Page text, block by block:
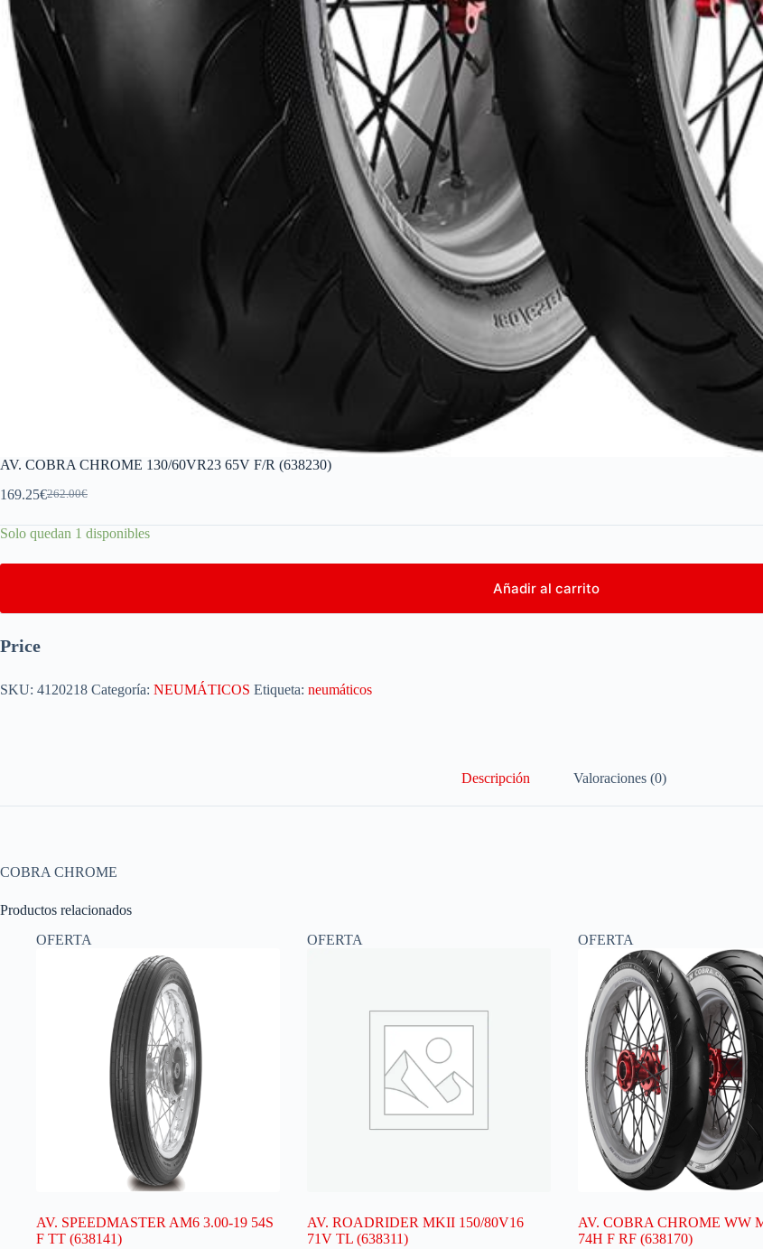
AV. COBRA CHROME 130/60VR23 65V F/R (638230)
262.00€
169.25€
Solo quedan 1 disponibles
Añadir al carrito
Price
SKU: 4120218 Categoría: NEUMÁTICOS Etiqueta: neumáticos
Descripción Valoraciones (0)
COBRA CHROME
Productos relacionados
OFERTA
AV. SPEEDMASTER AM6 3.00-19 54S
F TT (638141)
OFERTA
AV. ROADRIDER MKII 150/80V16
71V TL (638311)
OFERTA
AV. COBRA CHROME WW
74H F RF (638170)